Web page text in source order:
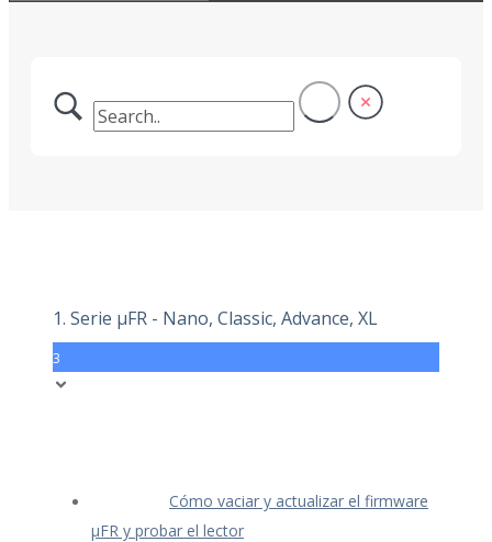
1. Serie μFR - Nano, Classic, Advance, XL
3
Cómo vaciar y actualizar el firmware
μFR y probar el lector